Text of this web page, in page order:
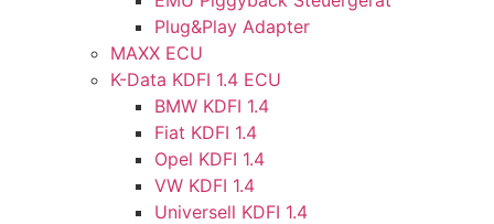
Plug&Play Adapter
MAXX ECU
K-Data KDFI 1.4 ECU
BMW KDFI 1.4
Fiat KDFI 1.4
Opel KDFI 1.4
VW KDFI 1.4
Universell KDFI 1.4